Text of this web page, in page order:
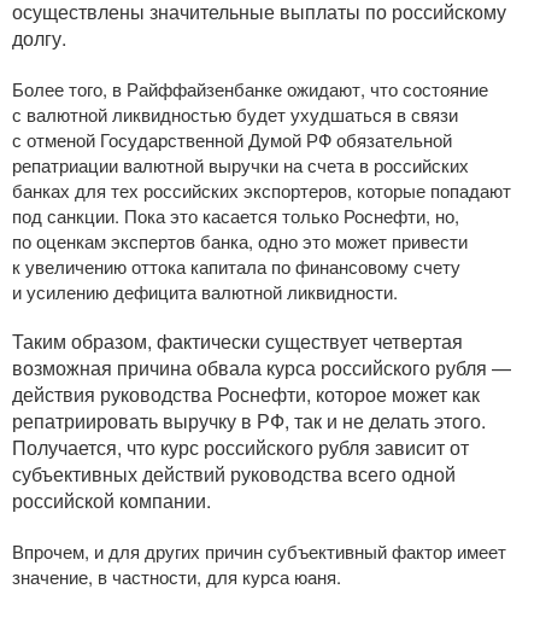
осуществлены значительные выплаты по российскому
долгу.
Более того, в Райффайзенбанке ожидают, что состояние
с валютной ликвидностью будет ухудшаться в связи
с отменой Государственной Думой РФ обязательной
репатриации валютной выручки на счета в российских
банках для тех российских экспортеров, которые попадают
под санкции. Пока это касается только Роснефти, но,
по оценкам экспертов банка, одно это может привести
к увеличению оттока капитала по финансовому счету
и усилению дефицита валютной ликвидности.
Таким образом, фактически существует четвертая
возможная причина обвала курса российского рубля —
действия руководства Роснефти, которое может как
репатриировать выручку в РФ, так и не делать этого.
Получается, что курс российского рубля зависит от
субъективных действий руководства всего одной
российской компании.
Впрочем, и для других причин субъективный фактор имеет
значение, в частности, для курса юаня.